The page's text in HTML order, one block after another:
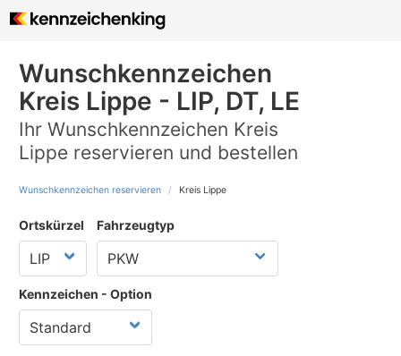
Wunschkennzeichen
Kreis Lippe - LIP, DT, LE
Ihr Wunschkennzeichen Kreis
Lippe reservieren und bestellen
Wunschkennzeichen reservieren Kreis Lippe
Ortskürzel Fahrzeugtyp
Kennzeichen - Option